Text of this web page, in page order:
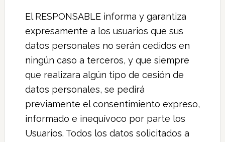
El RESPONSABLE informa y garantiza
expresamente a los usuarios que sus
datos personales no serán cedidos en
ningún caso a terceros, y que siempre
que realizara algún tipo de cesión de
datos personales, se pedirá
previamente el consentimiento expreso,
informado e inequívoco por parte los
Usuarios. Todos los datos solicitados a